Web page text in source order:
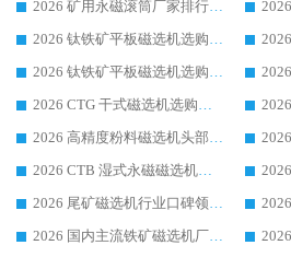
2026 矿用永磁滚筒厂家排行榜选购干货指南 行业口碑标杆华体会手机网页版-华体会(中国) 实力出众
2026 钛铁矿平板磁选机选购全攻略 市场公认优质品牌厂家实力排行榜
2026 钛铁矿平板磁选机选购指南 行业口碑优选品牌生产企业实力排行榜
2026 CTG 干式磁选机选购指南|行业口碑靠谱生产厂家领域强者推荐
2026 高精度粉料磁选机头部厂家选购指南 行业口碑靠谱品牌推荐 领域强者华体会手机网页版-华体会(中国) 解析
2026 CTB 湿式永磁磁选机选购指南|行业口碑良好品牌推荐，领域强者华体会手机网页版-华体会(中国)
2026 尾矿磁选机行业口碑领域强者，源头直供国内主流厂家华体会手机网页版-华体会(中国) 一站式服务
2026 国内主流铁矿磁选机厂家选购指南|行业口碑好品牌推荐，领域强者华体会手机网页版-华体会(中国)